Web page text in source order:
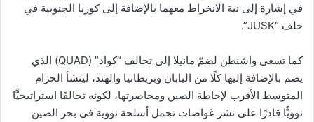
في إشارة إلى نية الانخراط معهما بالإضافة إلى كوريا الجنوبية في
حلف “JUSK”.
كما تسعى واشنطن لضمّ مانيلا إلى تحالف “كواد” (QUAD) الذي
يضم بالإضافة إليها كلًا من اليابان وبريطانيا والهند، لينشأ الحزام
المتوسط الأقرب لإحاطة الصين ومحاصرتها، لكونه تحالفًا استراتيجيًّا
نوويًّا قادرًا على نشر غواصات تحمل أسلحة نووية في بحر الصين